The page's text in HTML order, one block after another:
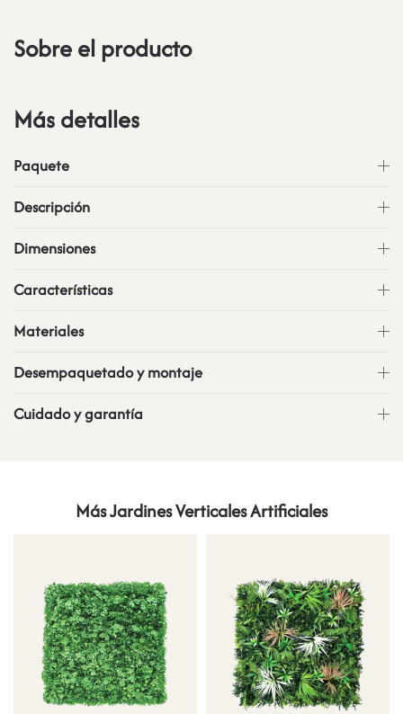
Sobre el producto
Más detalles
Paquete
Descripción
Dimensiones
Características
Materiales
Desempaquetado y montaje
Cuidado y garantía
Más Jardines Verticales Artificiales